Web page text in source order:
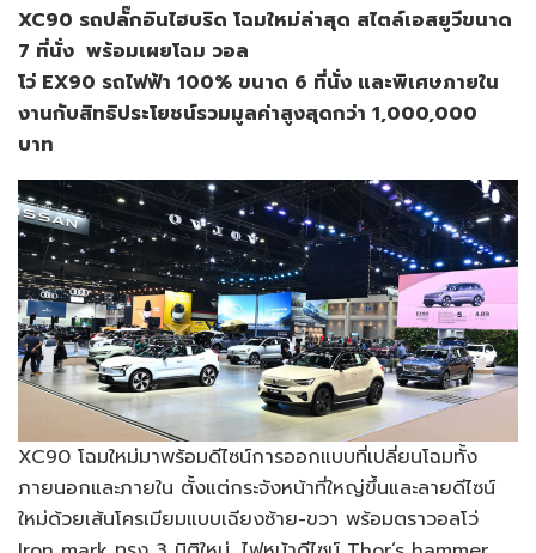
XC90 รถปลั๊กอินไฮบริด โฉมใหม่ล่าสุด สไตล์เอสยูวีขนาด
7 ที่นั่ง พร้อมเผยโฉม วอล
โว่ EX90 รถไฟฟ้า 100% ขนาด 6 ที่นั่ง และพิเศษภายใน
งานกับสิทธิประโยชน์รวมมูลค่าสูงสุดกว่า 1,000,000
บาท
XC90 โฉมใหม่มาพร้อมดีไซน์การออกแบบที่เปลี่ยนโฉมทั้ง
ภายนอกและภายใน ตั้งแต่กระจังหน้าที่ใหญ่ขึ้นและลายดีไซน์
ใหม่ด้วยเส้นโครเมียมแบบเฉียงซ้าย-ขวา พร้อมตราวอลโว่